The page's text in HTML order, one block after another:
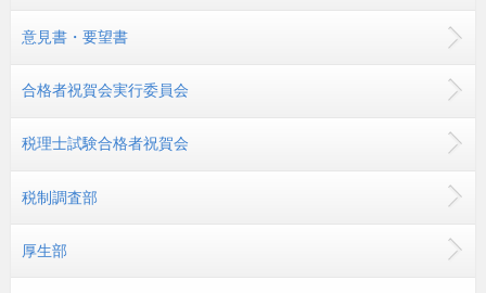
意見書・要望書
合格者祝賀会実行委員会
税理士試験合格者祝賀会
税制調査部
厚生部